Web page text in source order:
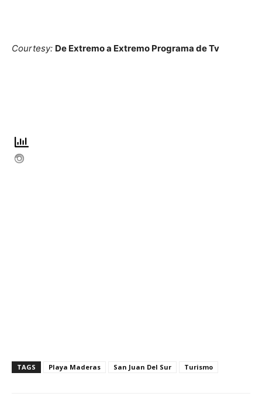
Courtesy: De Extremo a Extremo Programa de Tv
TAGS Playa Maderas San Juan Del Sur Turismo